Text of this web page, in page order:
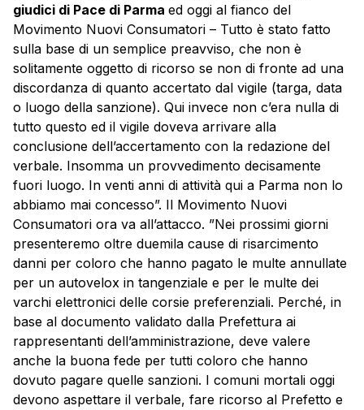
giudici di Pace di Parma ed oggi al fianco del
Movimento Nuovi Consumatori – Tutto è stato fatto
sulla base di un semplice preavviso, che non è
solitamente oggetto di ricorso se non di fronte ad una
discordanza di quanto accertato dal vigile (targa, data
o luogo della sanzione). Qui invece non c’era nulla di
tutto questo ed il vigile doveva arrivare alla
conclusione dell’accertamento con la redazione del
verbale. Insomma un provvedimento decisamente
fuori luogo. In venti anni di attività qui a Parma non lo
abbiamo mai concesso”. Il Movimento Nuovi
Consumatori ora va all’attacco. ”Nei prossimi giorni
presenteremo oltre duemila cause di risarcimento
danni per coloro che hanno pagato le multe annullate
per un autovelox in tangenziale e per le multe dei
varchi elettronici delle corsie preferenziali. Perché, in
base al documento validato dalla Prefettura ai
rappresentanti dell’amministrazione, deve valere
anche la buona fede per tutti coloro che hanno
dovuto pagare quelle sanzioni. I comuni mortali oggi
devono aspettare il verbale, fare ricorso al Prefetto e